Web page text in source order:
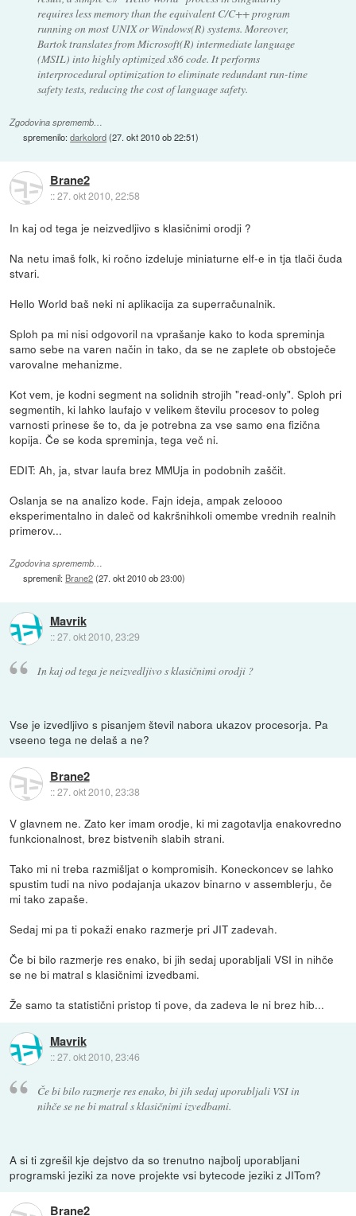
requires less memory than the equivalent C/C++ program
running on most UNIX or Windows(R) systems. Moreover,
Bartok translates from Microsoft(R) intermediate language
(MSIL) into highly optimized x86 code. It performs
interprocedural optimization to eliminate redundant run-time
safety tests, reducing the cost of language safety.
Zgodovina sprememb…
spremenilo:darkolord(27. okt 2010 ob 22:51)
Brane2
::27. okt 2010, 22:58
In kaj od tega je neizvedljivo s klasičnimi orodji ?
Na netu imaš folk, ki ročno izdeluje miniaturne elf-e in tja tlači čuda
stvari.
Hello World baš neki ni aplikacija za superračunalnik.
Sploh pa mi nisi odgovoril na vprašanje kako to koda spreminja
samo sebe na varen način in tako, da se ne zaplete ob obstoječe
varovalne mehanizme.
Kot vem, je kodni segment na solidnih strojih "read-only". Sploh pri
segmentih, ki lahko laufajo v velikem številu procesov to poleg
varnosti prinese še to, da je potrebna za vse samo ena fizična
kopija. Če se koda spreminja, tega več ni.
EDIT: Ah, ja, stvar laufa brez MMUja in podobnih zaščit.
Oslanja se na analizo kode. Fajn ideja, ampak zeloooo
eksperimentalno in daleč od kakršnihkoli omembe vrednih realnih
primerov...
Zgodovina sprememb…
spremenil: Brane2(27. okt 2010 ob 23:00)
Mavrik
::27. okt 2010, 23:29
In kaj od tega je neizvedljivo s klasičnimi orodji ?
Vse je izvedljivo s pisanjem števil nabora ukazov procesorja. Pa
vseeno tega ne delaš a ne?
Brane2
::27. okt 2010, 23:38
V glavnem ne. Zato ker imam orodje, ki mi zagotavlja enakovredno
funkcionalnost, brez bistvenih slabih strani.
Tako mi ni treba razmišljat o kompromisih. Koneckoncev se lahko
spustim tudi na nivo podajanja ukazov binarno v assemblerju, če
mi tako zapaše.
Sedaj mi pa ti pokaži enako razmerje pri JIT zadevah.
Če bi bilo razmerje res enako, bi jih sedaj uporabljali VSI in nihče
se ne bi matral s klasičnimi izvedbami.
Že samo ta statistični pristop ti pove, da zadeva le ni brez hib...
Mavrik
::27. okt 2010, 23:46
Če bi bilo razmerje res enako, bi jih sedaj uporabljali VSI in
nihče se ne bi matral s klasičnimi izvedbami.
A si ti zgrešil kje dejstvo da so trenutno najbolj uporabljani
programski jeziki za nove projekte vsi bytecode jeziki z JITom?
Brane2